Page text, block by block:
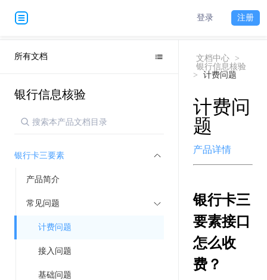
登录 注册
所有文档
银行信息核验
银行卡三要素
产品简介
常见问题
计费问题
接入问题
基础问题
文档中心
>
银行信息核验
>
计费问题
计费问
题
产品详情
银行卡三
要素接口
怎么收
费？